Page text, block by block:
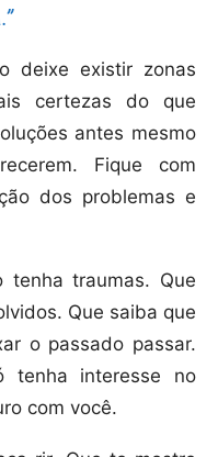
deixe existir zonas
certezas do que
antes mesmo
Fique com
dos problemas e
tenha traumas. Que
Que saiba que
o passado passar.
tenha interesse no
com você.